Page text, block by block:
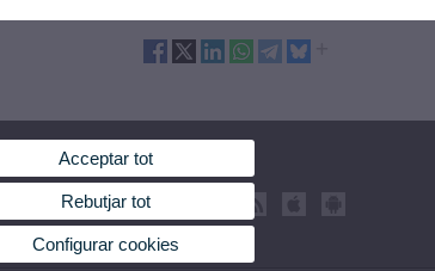
Acceptar tot
Rebutjar tot
Configurar cookies